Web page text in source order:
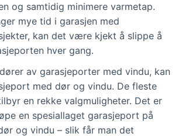
og samtidig minimere varmetap.
mye tid i garasjen med
kan det være kjekt å slippe å
hver gang.
av garasjeporter med vindu, kan
med dør og vindu. De fleste
en rekke valgmuligheter. Det er
en spesiallaget garasjeport på
og vindu – slik får man det